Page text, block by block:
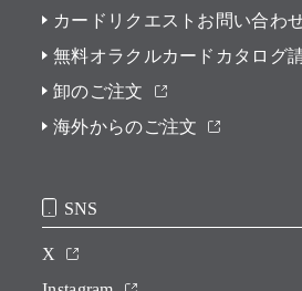
カードリクエストお問い合わ
無料オラクルカードカタログ
卸のご注文
海外からのご注文
SNS
X